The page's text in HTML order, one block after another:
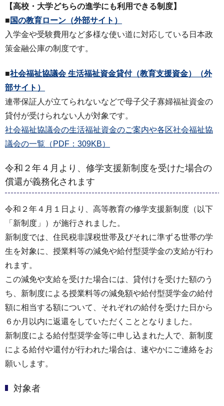
【高校・大学どちらの進学にも利用できる制度】
■ 国の教育ローン （外部サイト）
入学金や受験費用など多様な使い道に対応している日本政
策金融公庫の制度です。
■社会福祉協議会 生活福祉資金貸付（教育支援資金）
（外
部サイト）
連帯保証人が立てられないなどで母子父子寡婦福祉資金の
貸付が受けられない人が対象です。
社会福祉協議会の生活福祉資金のご案内や各区社会福祉協
議会の一覧（PDF：309KB）
令和２年４月より、修学支援新制度を受けた場合の
償還が義務化されます
令和２年４月１日より、高等教育の修学支援新制度（以下
「新制度」）が施行されました。
新制度では、住民税非課税世帯及びそれに準ずる世帯の学
生を対象に、授業料等の減免や給付型奨学金の支給が行わ
れます。
この減免や支給を受けた場合には、貸付けを受けた額のう
ち、新制度による授業料等の減免額や給付型奨学金の給付
額に相当する額について、それぞれの給付を受けた日から
６か月以内に返還をしていただくこととなりました。
新制度による給付型奨学金等に申し込まれた人で、新制度
による給付や還付が行われた場合は、速やかにご連絡をお
願いします。
対象者